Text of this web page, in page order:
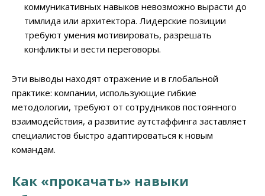
коммуникативных навыков невозможно вырасти до
тимлида или архитектора. Лидерские позиции
требуют умения мотивировать, разрешать
конфликты и вести переговоры.
Эти выводы находят отражение и в глобальной
практике: компании, использующие гибкие
методологии, требуют от сотрудников постоянного
взаимодействия, а развитие аутстаффинга заставляет
специалистов быстро адаптироваться к новым
командам.
Как «прокачать» навыки